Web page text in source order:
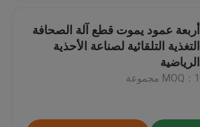
أربعة عمود يموت قطع آلة الصحافة
التغذية التلقائية لصناعة الأحذية
الرياضية
MOQ：1 مجموعة